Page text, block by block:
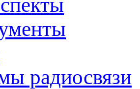
радиосвязи